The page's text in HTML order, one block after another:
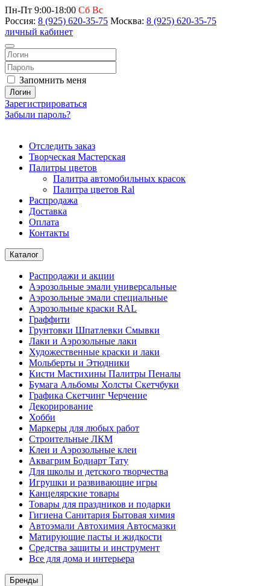
Пн-Пт 9:00-18:00 Сб Вс
Россия: 8 (925) 620-35-75 Москва: 8 (925) 620-35-75
личный кабинет
Запомнить меня
Логин
Зарегистрироваться
Забыли пароль?
Отследить заказ
Творческая Мастерская
Палитры цветов
Палитра автомобильных красок
Палитра цветов Ral
Распродажа
Доставка
Оплата
Контакты
Каталог
Распродажи и акции
Аэрозольные эмали универсальные
Аэрозольные эмали специальные
Аэрозольные краски RAL
Граффити
Грунтовки Шпатлевки Смывки
Лаки и Аэрозольные лаки
Художественные краски и лаки
Мольберты и Этюдники
Кисти Мастихины Палитры Пеналы
Бумага Альбомы Холсты Скетчбуки
Графика Скетчинг Черчение
Декорирование
Хобби
Маркеры для любых работ
Строительные ЛКМ
Клеи и Аэрозольные клеи
Аквагрим Бодиарт Тату
Для школы и детского творчества
Игрушки и развивающие игры
Канцелярские товары
Товары для праздников и подарки
Гигиена Санитария Бытовая химия
Автоэмали Автохимия Автосмазки
Матирующие пасты и жидкости
Средства защиты и инструмент
Все для дома и интерьера
Бренды